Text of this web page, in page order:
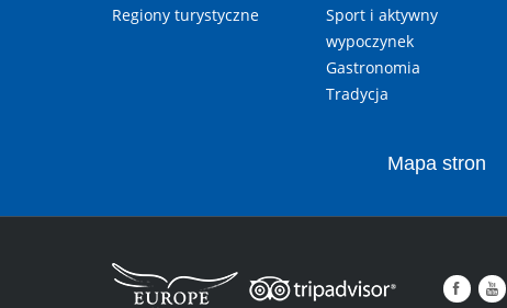
Regiony turystyczne
Sport i aktywny
wypoczynek
Gastronomia
Tradycja
Mapa stron